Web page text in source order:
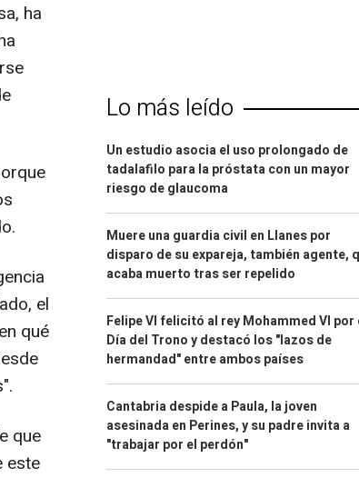
ha
el
qué
que
este
Lo más leído
Un estudio asocia el uso prolongado de
tadalafilo para la próstata con un mayor
riesgo de glaucoma
Muere una guardia civil en Llanes por
disparo de su expareja, también agente,
acaba muerto tras ser repelido
Felipe VI felicitó al rey Mohammed VI por
Día del Trono y destacó los "lazos de
hermandad" entre ambos países
Cantabria despide a Paula, la joven
asesinada en Perines, y su padre invita a
"trabajar por el perdón"